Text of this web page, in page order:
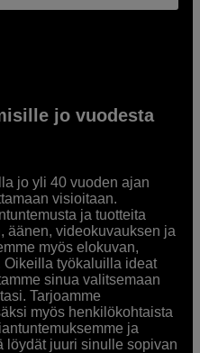
jo vuodesta
jo yli 40 vuoden ajan
visioitaan.
ja tuotteita
äänen, videokuvauksen ja
myös elokuvan,
Oikeilla työkaluilla ideat
sinua valitsemaan
Tarjoamme
myös henkilökohtaista
ja
löydät juuri sinulle sopivan